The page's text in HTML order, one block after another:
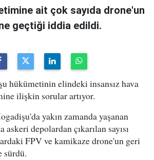
ait çok sayıda drone'un
geçtiği iddia edildi.
hükümetinin elindeki insansız hava
ilişkin sorular artıyor.
yakın zamanda yaşanan
askeri depolardan çıkarılan sayısı
FPV ve kamikaze drone'un geri
sürdü.